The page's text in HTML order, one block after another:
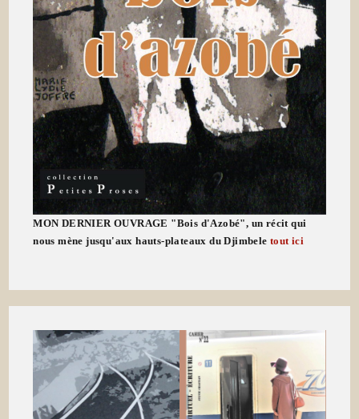
MON DERNIER OUVRAGE "Bois d'Azobé", un récit qui
nous mène jusqu'aux hauts-plateaux du Djimbeletout ici